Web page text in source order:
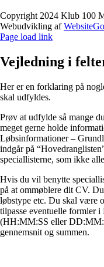
Copyright 2024 Klub 100
Webudvikling afWebsiteGo
Page load link
Vejledning i
Her er en forklaring på
skal udfyldes.
Prøv at udfylde så mange
meget gerne holde
Løbsinformationer –
indgår på
speciallisterne, som ikke
Hvis du vil benytte
på at ommøblere dit CV.
løbstype etc. Du skal være
tilpasse eventuelle formler
(HH:MM:SS eller
gennemsnit og summen.